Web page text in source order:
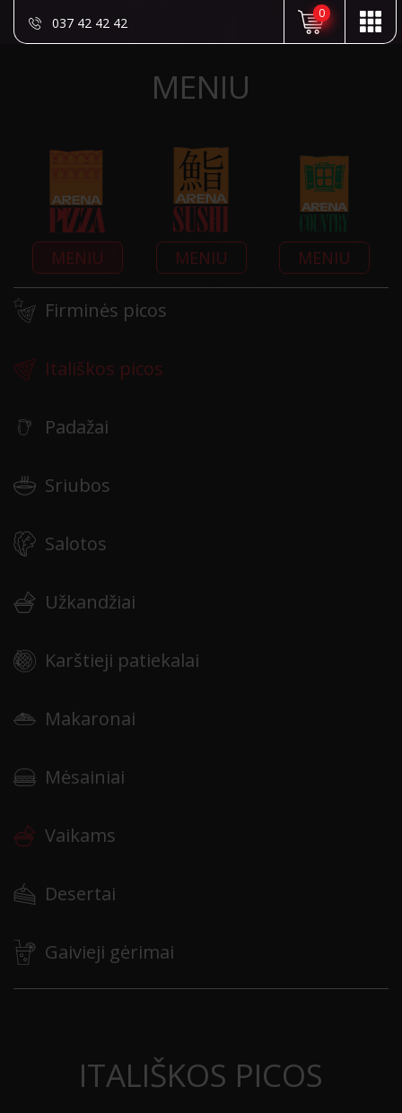
037 42 42 42
0
MENIU
MENIU MENIU MENIU
Firminės picos
Itališkos picos
Padažai
Sriubos
Salotos
Užkandžiai
Karštieji patiekalai
Makaronai
Mėsainiai
Vaikams
Desertai
Gaivieji gėrimai
ITALIŠKOS PICOS